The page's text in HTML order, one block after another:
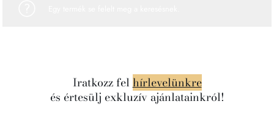
Iratkozz felhírlevelünkre
és értesülj exkluzív ajánlatainkról!